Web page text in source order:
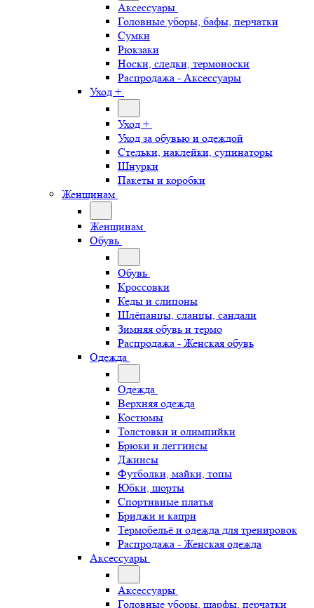
Аксессуары
Головные уборы, бафы, перчатки
Сумки
Рюкзаки
Носки, следки, термоноски
Распродажа - Аксессуары
Уход +
Уход +
Уход за обувью и одеждой
Стельки, наклейки, супинаторы
Шнурки
Пакеты и коробки
Женщинам
Женщинам
Обувь
Обувь
Кроссовки
Кеды и слипоны
Шлёпанцы, сланцы, сандали
Зимняя обувь и термо
Распродажа - Женская обувь
Одежда
Одежда
Верхняя одежда
Костюмы
Толстовки и олимпийки
Брюки и леггинсы
Джинсы
Футболки, майки, топы
Юбки, шорты
Спортивные платья
Бриджи и капри
Термобельё и одежда для тренировок
Распродажа - Женская одежда
Аксессуары
Аксессуары
Головные уборы, шарфы, перчатки